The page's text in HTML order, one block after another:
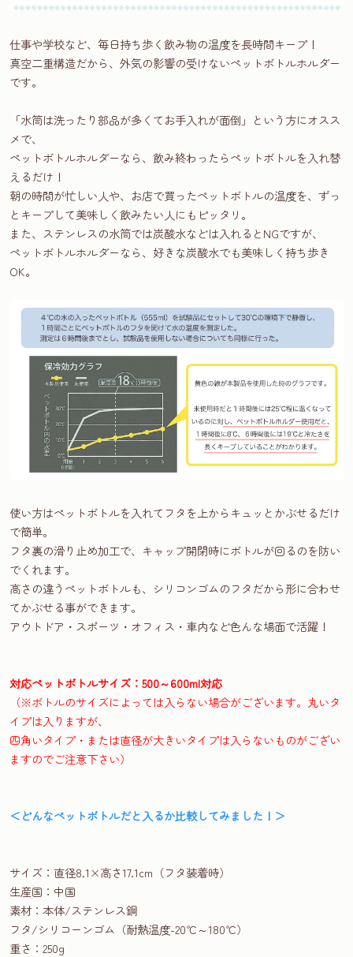
仕事や学校など、毎日持ち歩く飲み物の温度を長時間キープ！
真空二重構造だから、外気の影響の受けないペットボトルホルダー
です。
「水筒は洗ったり部品が多くてお手入れが面倒」という方にオスス
メで、
ペットボトルホルダーなら、飲み終わったらペットボトルを入れ替
えるだけ！
朝の時間が忙しい人や、お店で買ったペットボトルの温度を、ずっ
とキープして美味しく飲みたい人にもピッタリ。
また、ステンレスの水筒では炭酸水などは入れるとNGですが、
ペットボトルホルダーなら、好きな炭酸水でも美味しく持ち歩き
OK。
使い方はペットボトルを入れてフタを上からキュッとかぶせるだけ
で簡単。
フタ裏の滑り止め加工で、キャップ開閉時にボトルが回るのを防い
でくれます。
高さの違うペットボトルも、シリコンゴムのフタだから形に合わせ
てかぶせる事ができます。
アウトドア・スポーツ・オフィス・車内など色んな場面で活躍！
対応ペットボトルサイズ：500～600ml対応
（※ボトルのサイズによっては入らない場合がございます。丸いタ
イプは入りますが、
四角いタイプ・または直径が大きいタイプは入らないものがござい
ますのでご注意下さい）
＜どんなペットボトルだと入るか比較してみました！＞
サイズ：直径8.1×高さ17.1cm（フタ装着時）
生産国：中国
素材：本体/ステンレス鋼
フタ/シリコーンゴム（耐熱温度-20℃～180℃）
重さ：250g